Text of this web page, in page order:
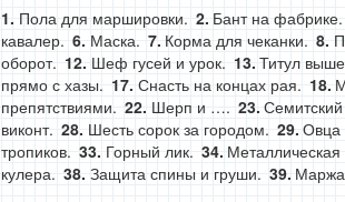
Пола для маршировки. Бант на фабрике.
кавалер.
Маска. Корма для чеканки.
оборот.
Шеф гусей и урок. Титул
прямо с хазы.
Снасть на концах рая.
препятствиями.
Шерп и ….
виконт.
Шесть сорок за городом. Овца
тропиков.
Горный лик.
кулера.
Защита спины и груши.